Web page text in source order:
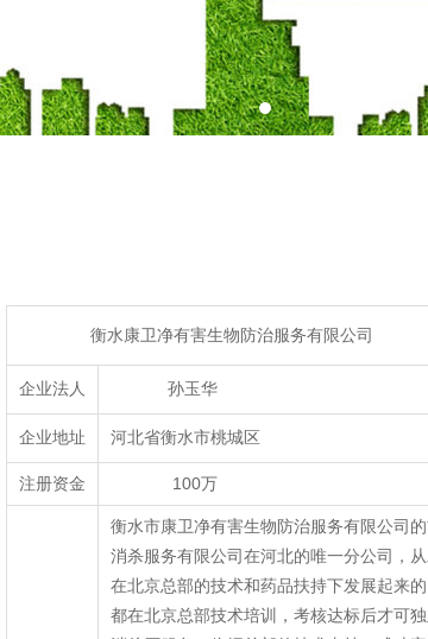
衡水康卫净有害生物防治服务有限公司
企业法人 孙玉华
企业地址 河北省衡水市桃城区
注册资金 100万
衡水市康卫净有害生物防治服务有限公司
消杀服务有限公司在河北的唯一分公司，
在北京总部的技术和药品扶持下发展起来
都在北京总部技术培训，考核达标后才可